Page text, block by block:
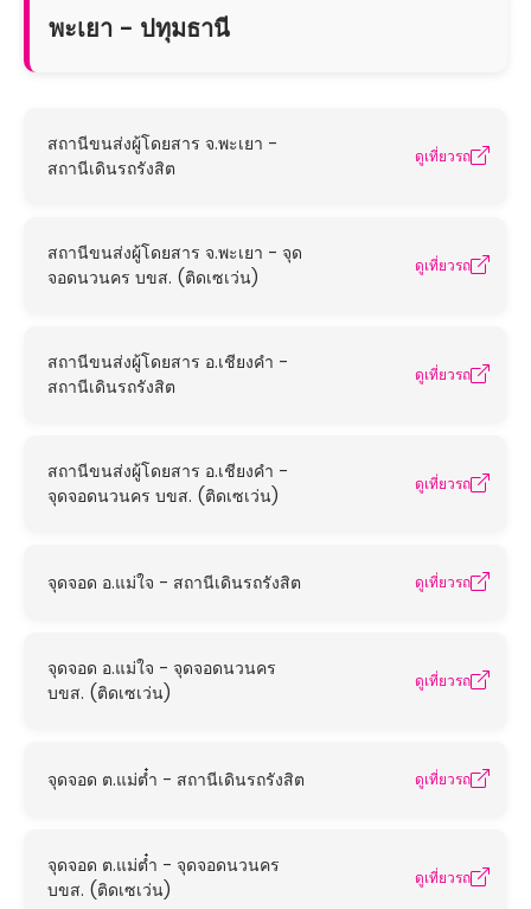
พะเยา - ปทุมธานี
สถานีขนส่งผู้โดยสาร จ.พะเยา -
สถานีเดินรถรังสิต
ดูเที่ยวรถ
สถานีขนส่งผู้โดยสาร จ.พะเยา - จุด
จอดนวนคร บขส. (ติดเซเว่น)
ดูเที่ยวรถ
สถานีขนส่งผู้โดยสาร อ.เชียงคำ -
สถานีเดินรถรังสิต
ดูเที่ยวรถ
สถานีขนส่งผู้โดยสาร อ.เชียงคำ -
จุดจอดนวนคร บขส. (ติดเซเว่น)
ดูเที่ยวรถ
จุดจอด อ.แม่ใจ - สถานีเดินรถรังสิต ดูเที่ยวรถ
จุดจอด อ.แม่ใจ - จุดจอดนวนคร
บขส. (ติดเซเว่น)
ดูเที่ยวรถ
จุดจอด ต.แม่ต๋ำ - สถานีเดินรถรังสิต ดูเที่ยวรถ
จุดจอด ต.แม่ต๋ำ - จุดจอดนวนคร
บขส. (ติดเซเว่น)
ดูเที่ยวรถ